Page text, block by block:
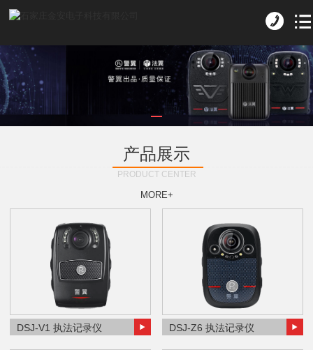
产品展示
PRODUCT CENTER
MORE+
DSJ-V1 执法记录仪 DSJ-Z6 执法记录仪